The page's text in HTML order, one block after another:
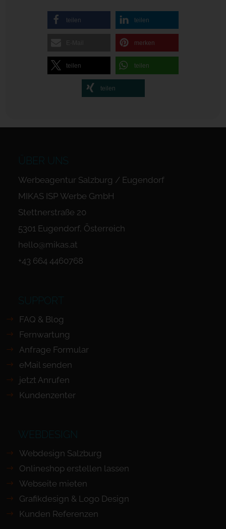
teilen teilen
merken
teilen teilen
teilen
ÜBER UNS
Werbeagentur Salzburg / Eugendorf
MIKAS ISP Werbe GmbH
Stettnerstraße 20
5301 Eugendorf, Österreich
hello@mikas.at
+43 664 4460768
SUPPORT
FAQ & Blog
Fernwartung
Anfrage Formular
eMail senden
jetzt Anrufen
Kundenzenter
WEBDESIGN
Webdesign Salzburg
Onlineshop erstellen lassen
Webseite mieten
Grafikdesign & Logo Design
Kunden Referenzen